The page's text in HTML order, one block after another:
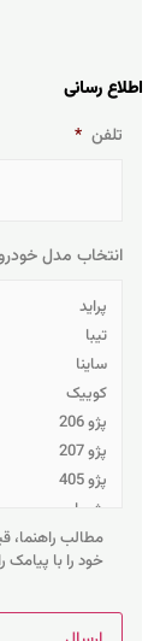
اطلاع رسانی
تلفن *
انتخاب مدل
مطالب راهنما،
خود را با پیامک